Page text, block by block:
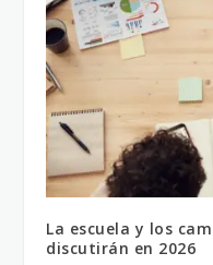
La escuela y los
discutirán en 2026